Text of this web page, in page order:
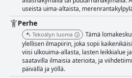
useista uima-altaista,
Perhe
Tekoälyn luoma
Tämä
ylellisen ilmapiirin, joka sopii
viisi ulkouima-allasta, lasten leikkialue
saatavilla ilmaisia aterioita, ja
päivällä ja yöllä.